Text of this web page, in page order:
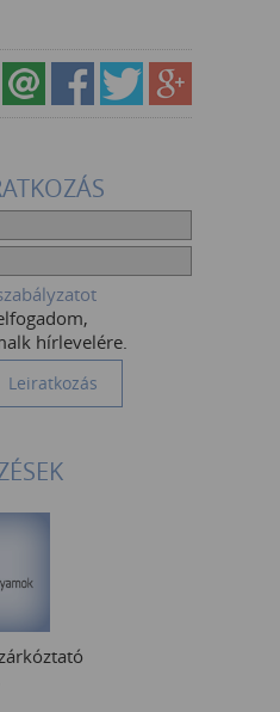
hírlevelére.